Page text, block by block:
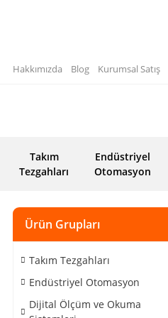
Hakkımızda Blog Kurumsal Satış
Takım
Tezgahları
Endüstriyel
Otomasyon
Ürün Grupları
Takım Tezgahları
Endüstriyel Otomasyon
Dijital Ölçüm ve Okuma